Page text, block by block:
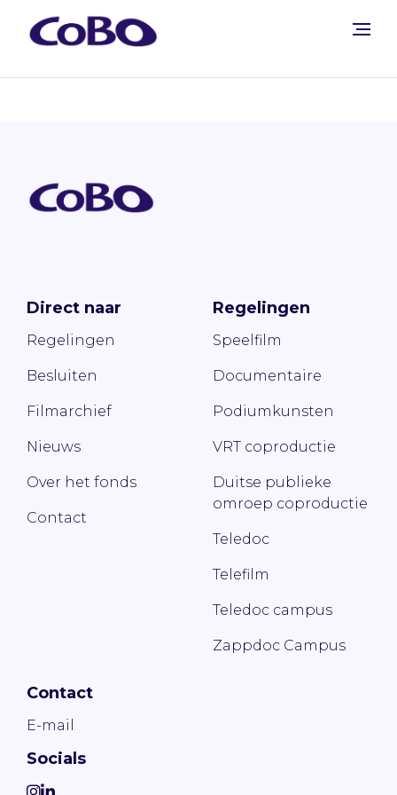
Direct naar
Regelingen
Besluiten
Filmarchief
Nieuws
Over het fonds
Contact
Regelingen
Speelfilm
Documentaire
Podiumkunsten
VRT coproductie
Duitse publieke
omroep coproductie
Teledoc
Telefilm
Teledoc campus
Zappdoc Campus
Contact
E-mail
Socials